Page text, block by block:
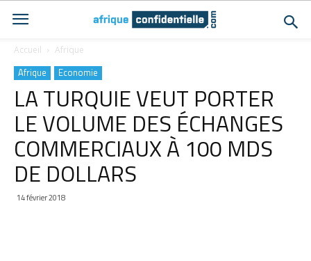
Accueil Afrique
Afrique Economie
LA TURQUIE VEUT PORTER
LE VOLUME DES ÉCHANGES
COMMERCIAUX À 100 MDS
DE DOLLARS
14 février 2018